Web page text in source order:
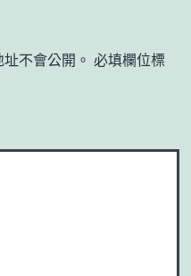
不會公開。 必填欄位標